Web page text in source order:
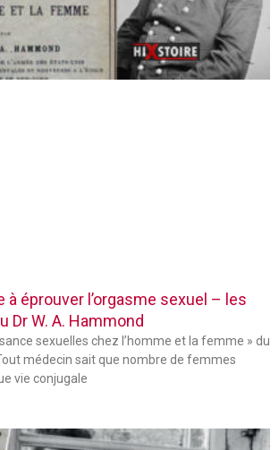
à éprouver l’orgasme sexuel – les
Dr W. A. Hammond
sexuelles chez l’homme et la femme » du
médecin sait que nombre de femmes
vie conjugale